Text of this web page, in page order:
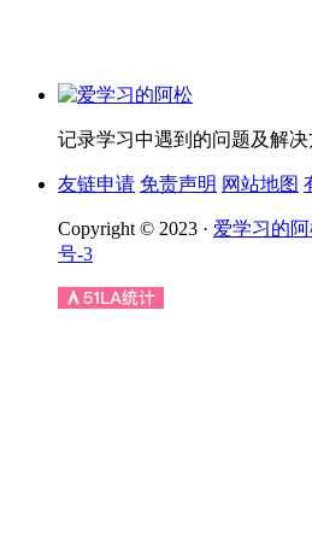
记录学习中遇到的问题及解决
友链申请 免责声明 网站地图
Copyright © 2023 · 爱学习的
号-3